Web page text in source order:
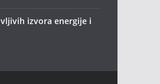
izvora energije i